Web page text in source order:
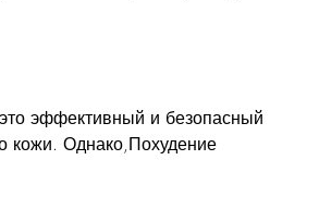
эффективный и безопасный
кожи. Однако,Похудение